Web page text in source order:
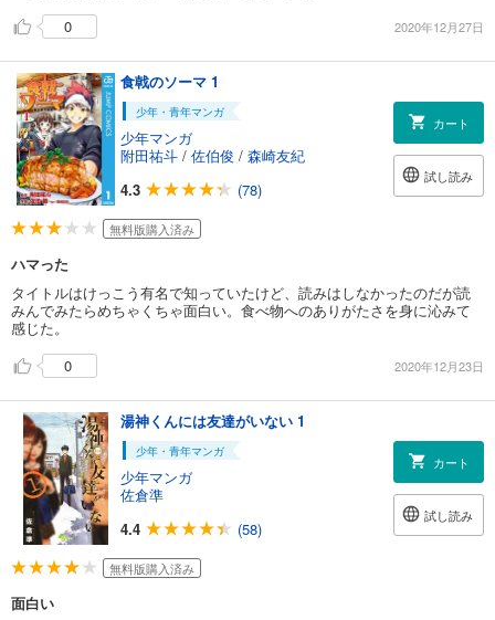
0
2020年12月27日
食戟のソーマ 1
少年・青年マンガ
少年マンガ
附田祐斗 / 佐伯俊 / 森崎友紀
4.3
(78)
カート
試し読み
無料版購入済み
ハマった
タイトルはけっこう有名で知っていたけど、読みはしなかったのだが読
みんでみたらめちゃくちゃ面白い。食べ物へのありがたさを身に沁みて
感じた。
0
2020年12月23日
湯神くんには友達がいない 1
少年・青年マンガ
少年マンガ
佐倉準
4.4
(58)
カート
試し読み
無料版購入済み
面白い